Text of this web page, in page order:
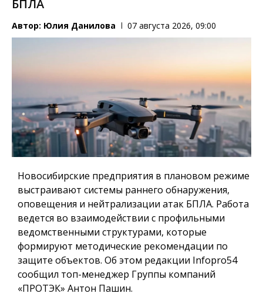
БПЛА
Автор: Юлия Данилова 07 августа 2026, 09:00
Новосибирские предприятия в плановом режиме
выстраивают системы раннего обнаружения,
оповещения и нейтрализации атак БПЛА. Работа
ведется во взаимодействии с профильными
ведомственными структурами, которые
формируют методические рекомендации по
защите объектов. Об этом редакции Infopro54
сообщил топ-менеджер Группы компаний
«ПРОТЭК» Антон Пашин.